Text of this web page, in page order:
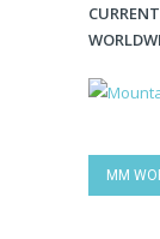
MM